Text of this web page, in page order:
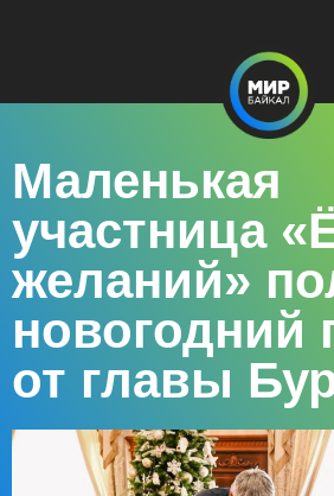
Маленькая
участница
желаний»
новогодний
от главы